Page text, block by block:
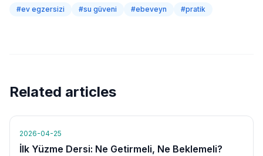
#ev egzersizi #su güveni #ebeveyn #pratik
Related articles
2026-04-25
İlk Yüzme Dersi: Ne Getirmeli, Ne Beklemeli?